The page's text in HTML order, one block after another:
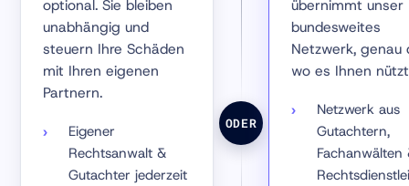
optional. Sie bleiben
unabhängig und
steuern Ihre Schäden
mit Ihren eigenen
Partnern.
Eigener
Rechtsanwalt &
Gutachter jederzeit
ODER
übernimmt unser
bundesweites
Netzwerk, genau
wo es Ihnen
Netzwerk aus
Gutachtern,
Fachanwälten